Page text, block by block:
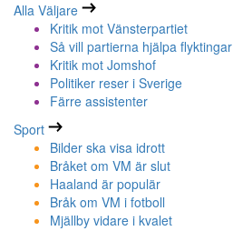
Alla Väljare
Kritik mot Vänsterpartiet
Så vill partierna hjälpa flyktingar
Kritik mot Jomshof
Politiker reser i Sverige
Färre assistenter
Sport
Bilder ska visa idrott
Bråket om VM är slut
Haaland är populär
Bråk om VM i fotboll
Mjällby vidare i kvalet